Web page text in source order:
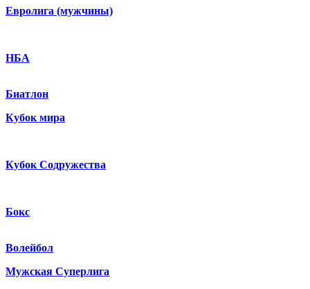
Евролига (мужчины)
НБА
Биатлон
Кубок мира
Кубок Содружества
Бокс
Волейбол
Мужская Суперлига